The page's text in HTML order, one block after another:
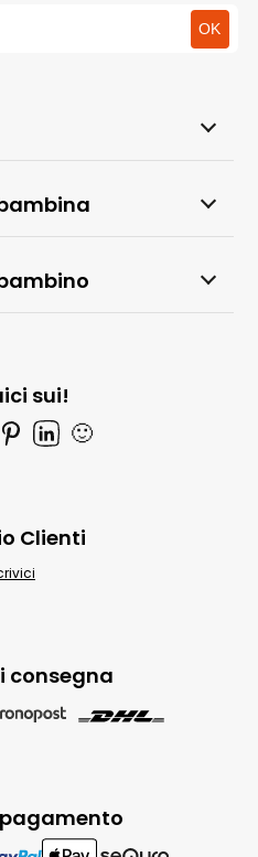
sui!
🙂
consegna
Clienti